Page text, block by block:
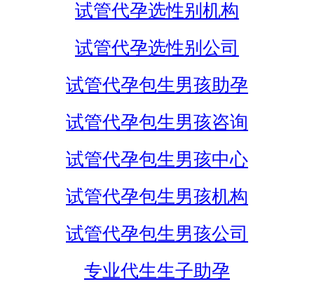
试管代孕选性别机构
试管代孕选性别公司
试管代孕包生男孩助孕
试管代孕包生男孩咨询
试管代孕包生男孩中心
试管代孕包生男孩机构
试管代孕包生男孩公司
专业代生生子助孕